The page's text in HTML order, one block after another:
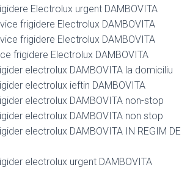
Electrolux urgent DAMBOVITA
frigidere Electrolux DAMBOVITA
frigidere Electrolux DAMBOVITA
frigidere Electrolux DAMBOVITA
electrolux DAMBOVITA la domiciliu
electrolux ieftin DAMBOVITA
electrolux DAMBOVITA non-stop
electrolux DAMBOVITA non stop
electrolux DAMBOVITA IN REGIM DE
electrolux urgent DAMBOVITA